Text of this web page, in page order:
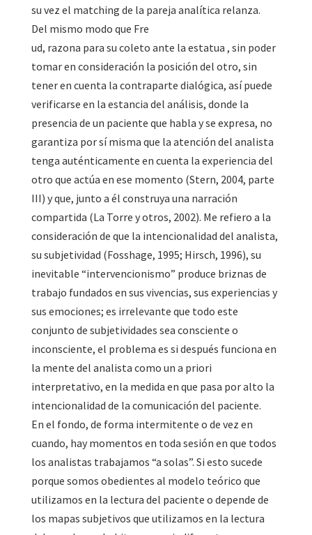
su vez el matching de la pareja analítica relanza.
Del mismo modo que Fre
ud, razona para su coleto ante la estatua , sin poder
tomar en consideración la posición del otro, sin
tener en cuenta la contraparte dialógica, así puede
verificarse en la estancia del análisis, donde la
presencia de un paciente que habla y se expresa, no
garantiza por sí misma que la atención del analista
tenga auténticamente en cuenta la experiencia del
otro que actúa en ese momento (Stern, 2004, parte
III) y que, junto a él construya una narración
compartida (La Torre y otros, 2002). Me refiero a la
consideración de que la intencionalidad del analista,
su subjetividad (Fosshage, 1995; Hirsch, 1996), su
inevitable “intervencionismo” produce briznas de
trabajo fundados en sus vivencias, sus experiencias y
sus emociones; es irrelevante que todo este
conjunto de subjetividades sea consciente o
inconsciente, el problema es si después funciona en
la mente del analista como un a priori
interpretativo, en la medida en que pasa por alto la
intencionalidad de la comunicación del paciente.
En el fondo, de forma intermitente o de vez en
cuando, hay momentos en toda sesión en que todos
los analistas trabajamos “a solas”. Si esto sucede
porque somos obedientes al modelo teórico que
utilizamos en la lectura del paciente o depende de
los mapas subjetivos que utilizamos en la lectura